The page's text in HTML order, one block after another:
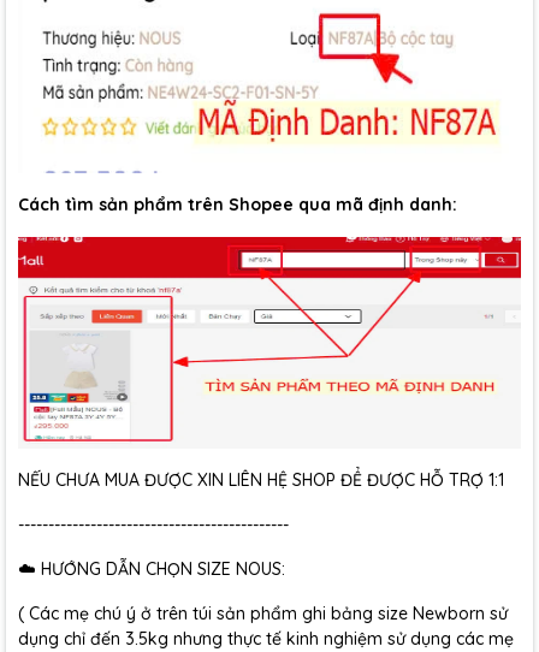
Cách tìm sản phẩm trên Shopee qua mã định danh:
NẾU CHƯA MUA ĐƯỢC XIN LIÊN HỆ SHOP ĐỂ ĐƯỢC HỖ TRỢ 1:1
---------------------------------------------
☁️ HƯỚNG DẪN CHỌN SIZE NOUS:
( Các mẹ chú ý ở trên túi sản phẩm ghi bảng size Newborn sử
dụng chỉ đến 3.5kg nhưng thực tế kinh nghiệm sử dụng các mẹ